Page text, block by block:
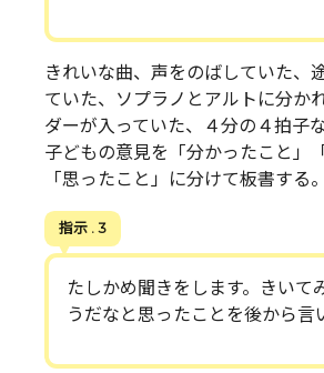
きれいな曲、声をのばしていた、
ていた、ソプラノとアルトに分か
ダーが入っていた、４分の４拍子
子どもの意見を「分かったこと」
「思ったこと」に分けて板書する。
指示 . 3
たしかめ聞きをします。きいて
うだなと思ったことを後から言